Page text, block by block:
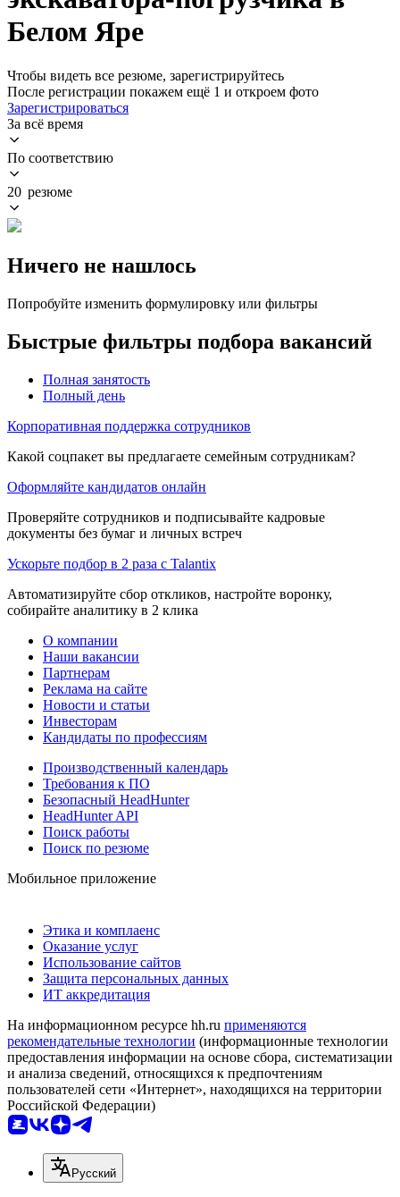
Белом Яре
Чтобы видеть все резюме, зарегистрируйтесь
После регистрации покажем ещё 1 и откроем фото
Зарегистрироваться
За всё время
По соответствию
20 резюме
Ничего не нашлось
Попробуйте изменить формулировку или фильтры
Быстрые фильтры подбора вакансий
Полная занятость
Полный день
Корпоративная поддержка сотрудников
Какой соцпакет вы предлагаете семейным сотрудникам?
Оформляйте кандидатов онлайн
Проверяйте сотрудников и подписывайте кадровые
документы без бумаг и личных встреч
Ускорьте подбор в 2 раза с Talantix
Автоматизируйте сбор откликов, настройте воронку,
собирайте аналитику в 2 клика
О компании
Наши вакансии
Партнерам
Реклама на сайте
Новости и статьи
Инвесторам
Кандидаты по профессиям
Производственный календарь
Требования к ПО
Безопасный HeadHunter
HeadHunter API
Поиск работы
Поиск по резюме
Мобильное приложение
Этика и комплаенс
Оказание услуг
Использование сайтов
Защита персональных данных
ИТ аккредитация
На информационном ресурсе hh.ru применяются
рекомендательные технологии (информационные технологии
предоставления информации на основе сбора, систематизации
и анализа сведений, относящихся к предпочтениям
пользователей сети «Интернет», находящихся на территории
Российской Федерации)
Русский